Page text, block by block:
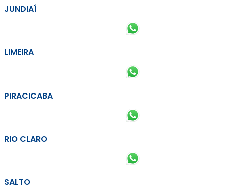
JUNDIAÍ
LIMEIRA
PIRACICABA
RIO CLARO
SALTO